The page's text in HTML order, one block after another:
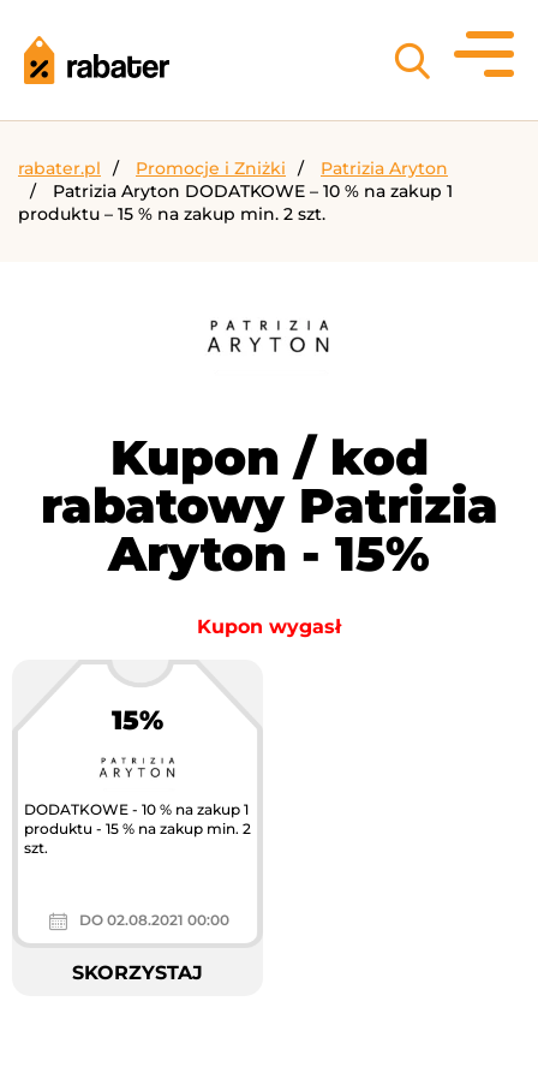
rabater.pl Promocje i Zniżki
Patrizia Aryton
Patrizia Aryton DODATKOWE – 10 % na zakup 1
produktu – 15 % na zakup min. 2 szt.
Kupon / kod
rabatowy Patrizia
Aryton - 15%
Kupon wygasł
15%
DODATKOWE - 10 % na zakup 1
produktu - 15 % na zakup min. 2
szt.
DO 02.08.2021 00:00
SKORZYSTAJ